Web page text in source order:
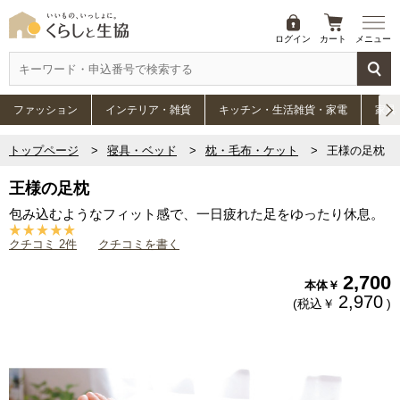
ログイン カート メニュー
ファッション インテリア・雑貨 キッチン・生活雑貨・家電 家具
トップページ 寝具・ベッド 枕・毛布・ケット 王様の足枕
王様の足枕
包み込むようなフィット感で、一日疲れた足をゆったり休息。
クチコミ 2件 クチコミを書く
本体￥ 2,700
(税込￥ 2,970 )